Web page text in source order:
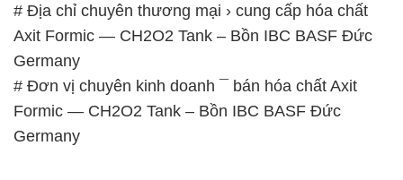
# Địa chỉ chuyên thương mại › cung cấp hóa chất
Axit Formic — CH2O2 Tank – Bồn IBC BASF Đức
Germany
# Đơn vị chuyên kinh doanh ¯ bán hóa chất Axit
Formic — CH2O2 Tank – Bồn IBC BASF Đức
Germany